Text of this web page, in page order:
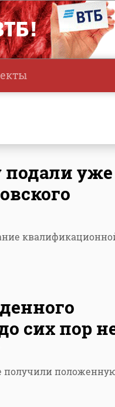
подали уже
сих пор
получили